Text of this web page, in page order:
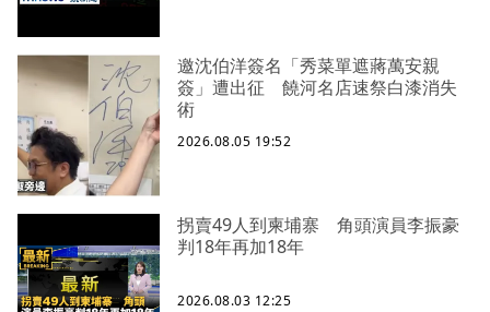
邀沈伯洋簽名「秀菜單遮蔣萬安親
簽」遭出征 饒河名店速祭白漆消失
術
2026.08.05 19:52
拐賣49人到柬埔寨 角頭演員李振豪
判18年再加18年
2026.08.03 12:25